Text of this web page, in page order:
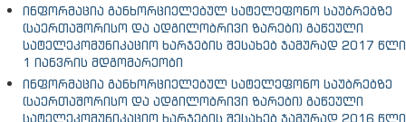
ინფორმაცია განხორციელებულ სატელეფონო საუბრებზე
(საერთაშორისო და ადგილობრივი ზარები) გაწეული
სატელეკომუნიკაციო ხარჯების შესახებ ჯამურად 2017
1 იანვრის მდგომარეობი
ინფორმაცია განხორციელებულ სატელეფონო საუბრებზე
(საერთაშორისო და ადგილობრივი ზარები) გაწეული
სატელეკომუნიკაციო ხარჯების შესახებ ჯამურად 2016